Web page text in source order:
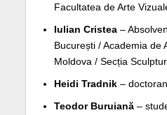
Facultatea de Arte
Iulian Cristea–
București / Academia de
Moldova / Secția
Heidi Tradnik–
Teodor Buruiană–